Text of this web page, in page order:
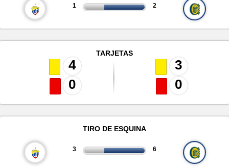
1 2
TARJETAS
4
0
3
0
TIRO DE ESQUINA
3 6